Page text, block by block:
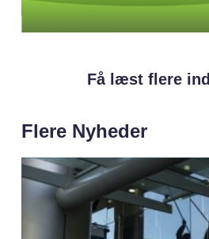
Få læst flere
Flere Nyheder